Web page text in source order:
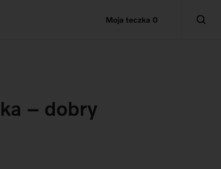
Moja teczka 0
– dobry